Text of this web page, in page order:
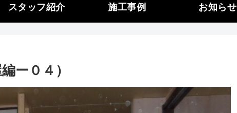
スタッフ紹介 施工事例 お知らせ
ー０４）